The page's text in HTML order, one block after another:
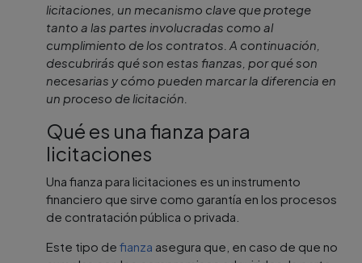
licitaciones, un mecanismo clave que protege
tanto a las partes involucradas como al
cumplimiento de los contratos. A continuación,
descubrirás qué son estas fianzas, por qué son
necesarias y cómo pueden marcar la diferencia en
un proceso de licitación.
Qué es una fianza para
licitaciones
Una fianza para licitaciones es un instrumento
financiero que sirve como garantía en los procesos
de contratación pública o privada.
Este tipo defianza asegura que, en caso de que no